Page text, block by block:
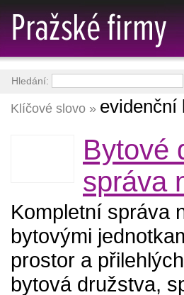
Klíčové slovo » evidenční
Bytové
správa
Kompletní správa
bytovými
prostor a
bytová družstva,
Hledání: